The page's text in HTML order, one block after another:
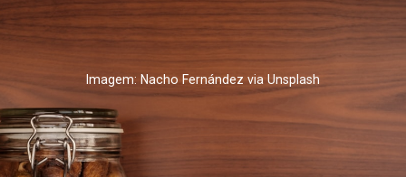
Imagem: Nacho Fernández via Unsplash